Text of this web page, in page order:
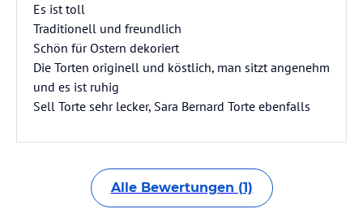
Es ist toll
Traditionell und freundlich
Schön für Ostern dekoriert
Die Torten originell und köstlich, man sitzt angenehm
und es ist ruhig
Sell Torte sehr lecker, Sara Bernard Torte ebenfalls
Alle Bewertungen (1)